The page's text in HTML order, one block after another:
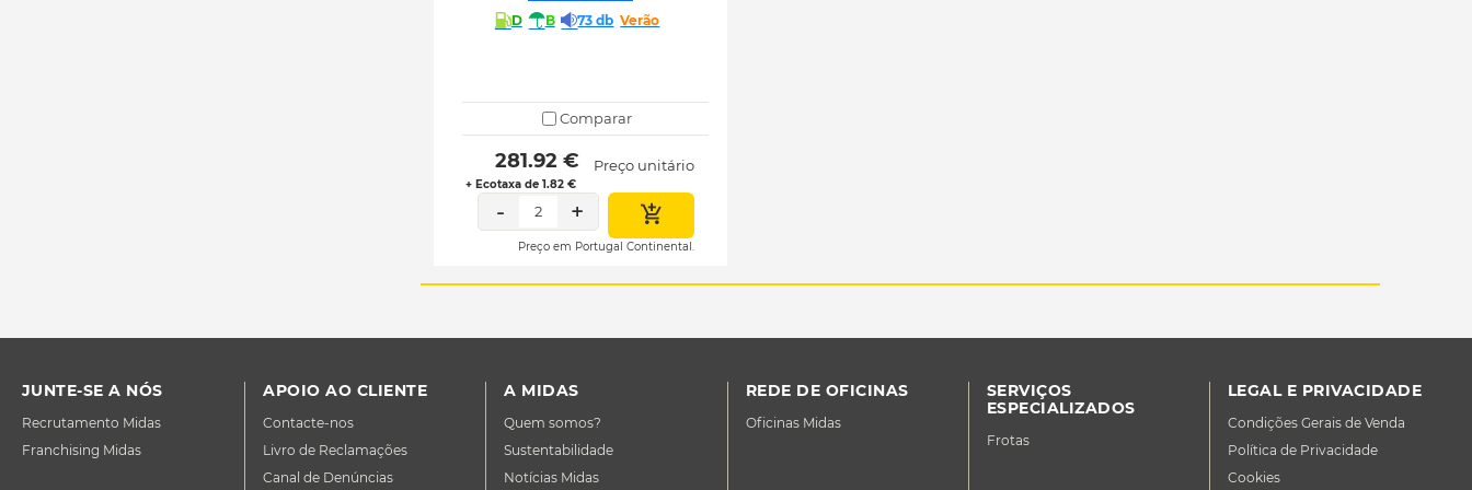
D B 73 db Verão
Comparar
281.92 €
+ Ecotaxa de 1.82 €
Preço unitário
- 2 +
Preço em Portugal Continental.
JUNTE-SE A NÓS
Recrutamento Midas
Franchising Midas
APOIO AO CLIENTE
Contacte-nos
Livro de Reclamações
Canal de Denúncias
A MIDAS
Quem somos?
Sustentabilidade
Notícias Midas
REDE DE OFICINAS
Oficinas Midas
SERVIÇOS
ESPECIALIZADOS
Frotas
LEGAL E PRIVACIDADE
Condições Gerais de Venda
Política de Privacidade
Cookies